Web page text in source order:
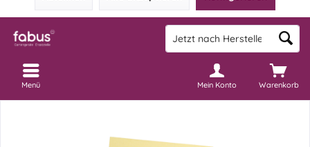
Warenkorb
Mein Konto
Menü